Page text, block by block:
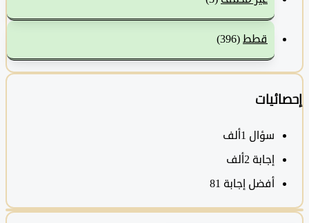
قطط (396)
سؤال1ألف
‫إجابة 2ألف
أفضل إجابة 81